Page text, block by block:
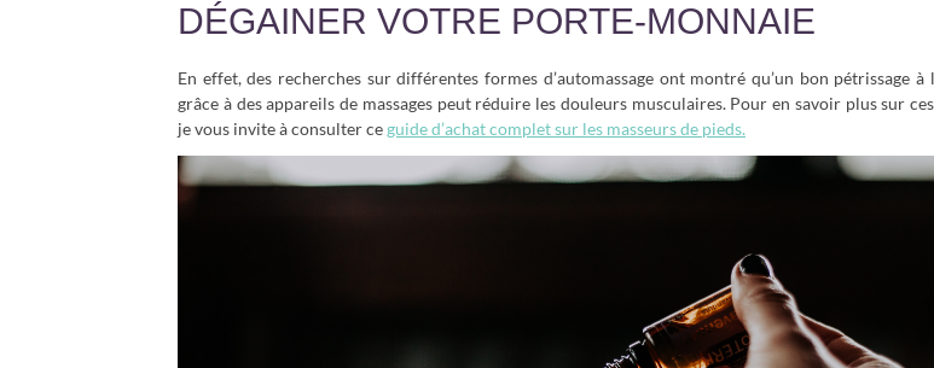
DÉGAINER VOTRE PORTE-MONNAIE
En effet, des recherches sur différentes formes d’automassage ont montré qu’un bon pétrissage à
grâce à des appareils de massages peut réduire les douleurs musculaires. Pour en savoir plus sur
je vous invite à consulter ceguide d’achat complet sur les masseurs de pieds.